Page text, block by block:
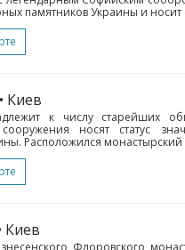
памятников Украины и носит
• Киев
к числу старейших
носят статус
Расположился монастырский
Киев
Флоровского